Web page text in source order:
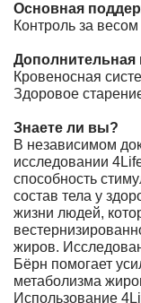
Основная
Контроль за весом
Дополнительная
Кровеносная
Здоровое
Знаете ли вы?
В независимом
исследовании
способность
состав тела у
жизни людей,
жиров.
Бёрн помогает
метаболизма
Использование